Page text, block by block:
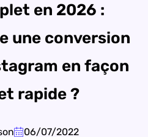
en 2026 :
une conversion
en façon
rapide ?
06/07/2022